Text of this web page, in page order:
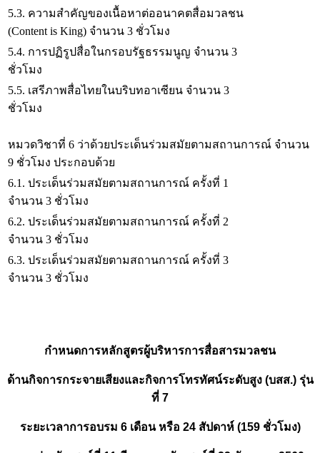
5.3. ความสำคัญของเนื้อหาต่ออนาคตสื่อมวลชน
(Content is King) จำนวน 3 ชั่วโมง
5.4. การปฏิรูปสื่อในกรอบรัฐธรรมนูญ จำนวน 3
ชั่วโมง
5.5. เสรีภาพสื่อไทยในบริบทอาเซียน จำนวน 3
ชั่วโมง
หมวดวิชาที่ 6 ว่าด้วยประเด็นร่วมสมัยตามสถานการณ์ จำนวน
9 ชั่วโมง ประกอบด้วย
6.1. ประเด็นร่วมสมัยตามสถานการณ์ ครั้งที่ 1
จำนวน 3 ชั่วโมง
6.2. ประเด็นร่วมสมัยตามสถานการณ์ ครั้งที่ 2
จำนวน 3 ชั่วโมง
6.3. ประเด็นร่วมสมัยตามสถานการณ์ ครั้งที่ 3
จำนวน 3 ชั่วโมง
กำหนดการหลักสูตรผู้บริหารการสื่อสารมวลชน
ด้านกิจการกระจายเสียงและกิจการโทรทัศน์ระดับสูง (บสส.) รุ่น
ที่ 7
ระยะเวลาการอบรม 6 เดือน หรือ 24 สัปดาห์ (159 ชั่วโมง)